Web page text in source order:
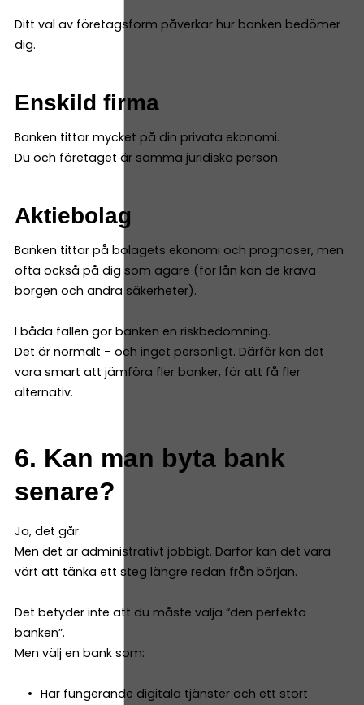
Ditt val av företagsform påverkar hur banken bedömer
dig.
Enskild firma
Banken tittar mycket på din privata ekonomi.
Du och företaget är samma juridiska person.
Aktiebolag
Banken tittar på bolagets ekonomi och prognoser, men
ofta också på dig som ägare (för lån kan de kräva
borgen och andra säkerheter).
I båda fallen gör banken en riskbedömning.
Det är normalt – och inget personligt. Därför kan det
vara smart att jämföra fler banker, för att få fler
alternativ.
6. Kan man byta bank
senare?
Ja, det går.
Men det är administrativt jobbigt. Därför kan det vara
värt att tänka ett steg längre redan från början.
Det betyder inte att du måste välja “den perfekta
banken”.
Men välj en bank som:
Har fungerande digitala tjänster och ett stort